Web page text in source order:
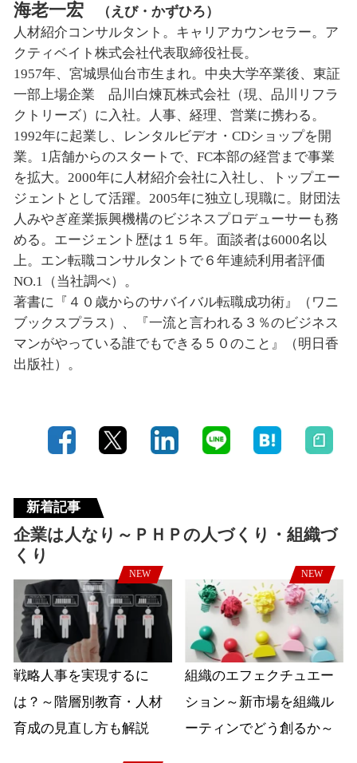
海老一宏（えび・かずひろ）
人材紹介コンサルタント。キャリアカウンセラー。ア
クティベイト株式会社代表取締役社長。
1957年、宮城県仙台市生まれ。中央大学卒業後、東証
一部上場企業 品川白煉瓦株式会社（現、品川リフラ
クトリーズ）に入社。人事、経理、営業に携わる。
1992年に起業し、レンタルビデオ・CDショップを開
業。1店舗からのスタートで、FC本部の経営まで事業
を拡大。2000年に人材紹介会社に入社し、トップエー
ジェントとして活躍。2005年に独立し現職に。財団法
人みやぎ産業振興機構のビジネスプロデューサーも務
める。エージェント歴は１５年。面談者は6000名以
上。エン転職コンサルタントで６年連続利用者評価
NO.1（当社調べ）。
著書に『４０歳からのサバイバル転職成功術』（ワニ
ブックスプラス）、『一流と言われる３％のビジネス
マンがやっている誰でもできる５０のこと』（明日香
出版社）。
新着記事
企業は人なり～ＰＨＰの人づくり・組織づ
くり
NEW
戦略人事を実現するに
は？～階層別教育・人材
育成の見直し方も解説
NEW
組織のエフェクチュエー
ション～新市場を組織ル
ーティンでどう創るか～